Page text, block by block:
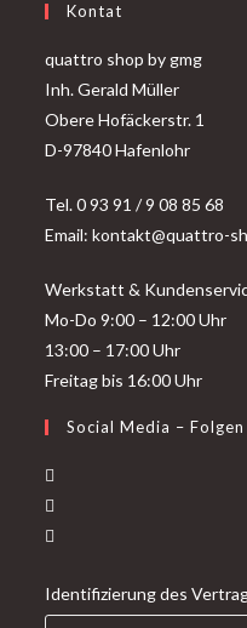
Kontat
quattro shop by gmg
Inh. Gerald Müller
Obere Hofäckerstr. 1
D-97840 Hafenlohr
Tel. 0 93 91 / 9 08 85 68
Email: kontakt@quattro-
Werkstatt &
Mo-Do 9:00 – 12:00 Uhr
13:00 – 17:00 Uhr
Freitag bis 16:00 Uhr
Social Media – Folgen
Identifizierung des